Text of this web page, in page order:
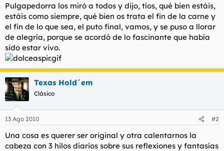
Pulgapedorra los miró a todos y dijo, tíos, qué bien estáis,
estáis como siempre, qué bien os trata el fin de la carne y
el fin de lo que sea, el puto final, vamos, y se puso a llorar
de alegría, porque se acordó de lo fascinante que había
sido estar vivo.
Texas Hold´em
Clásico
13 Ago 2010 #2
Una cosa es querer ser original y otra calentarnos la
cabeza con 3 hilos diarios sobre sus reflexiones y fantasías